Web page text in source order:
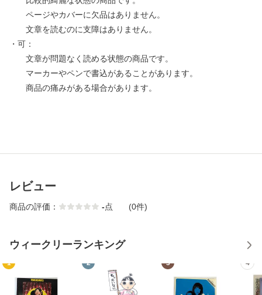
ページやカバーに欠品はありません。
文章を読むのに支障はありません。
・可：
文章が問題なく読める状態の商品です。
マーカーやペンで書込があることがあります。
商品の痛みがある場合があります。
レビュー
商品の評価： -点 (0件)
ウィークリーランキング
1 2 3 4